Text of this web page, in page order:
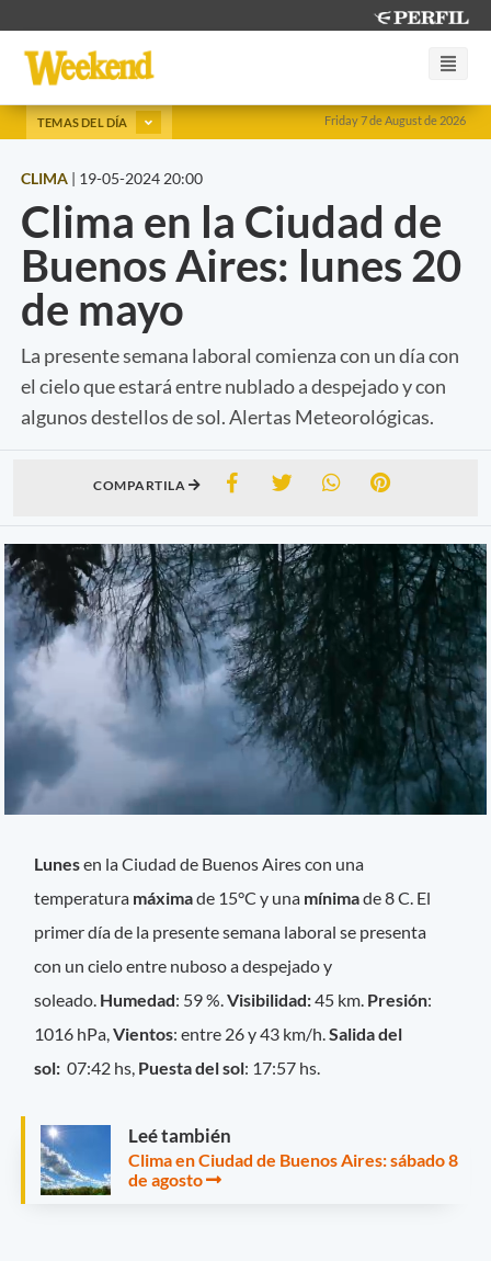
Friday 7 de August de 2026
TEMAS DEL DÍA
CLIMA | 19-05-2024 20:00
Clima en la Ciudad de
Buenos Aires: lunes 20
de mayo
La presente semana laboral comienza con un día con
el cielo que estará entre nublado a despejado y con
algunos destellos de sol. Alertas Meteorológicas.
COMPARTILA
Lunesen la Ciudad de Buenos Aires con una
temperatura máximade 15°C y una mínimade 8 C. El
primer día de la presente semana laboral se presenta
con un cielo entre nuboso a despejado y
soleado. Humedad: 59 %. Visibilidad:45 km. Presión:
1016 hPa,Vientos: entre 26 y 43 km/h.Salida del
sol: 07:42 hs, Puesta del sol: 17:57 hs.
Leé también
Clima en Ciudad de Buenos Aires: sábado 8
de agosto